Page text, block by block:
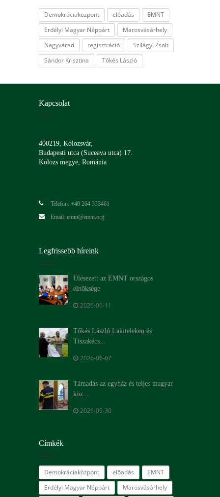
Demokráciaközpont előadás
EMNT
Erdélyi Magyar Néppárt
Marosvásárhely
Nagyvárad
regisztráció
Szilágyi Zsolt
Sándor Krisztina
Tőkés László
Kapcsolat
400219, Kolozsvár,
Budapesti utca (Suceava utca) 17.
Kolozs megye, Románia
Telefon: +40 264 333461
Email: emnt@emnt.org
Legfrissebb híreink
Ülésezett az EMNT országos
elnöksége
2026-06-11
Tőkés László Lakiteleken és
Tiszakécs...
2026-06-07
Támadás az egyház és teljes magyar
köz...
2026-05-30
Címkék
Demokráciaközpont előadás
EMNT
Erdélyi Magyar Néppárt
Marosvásárhely